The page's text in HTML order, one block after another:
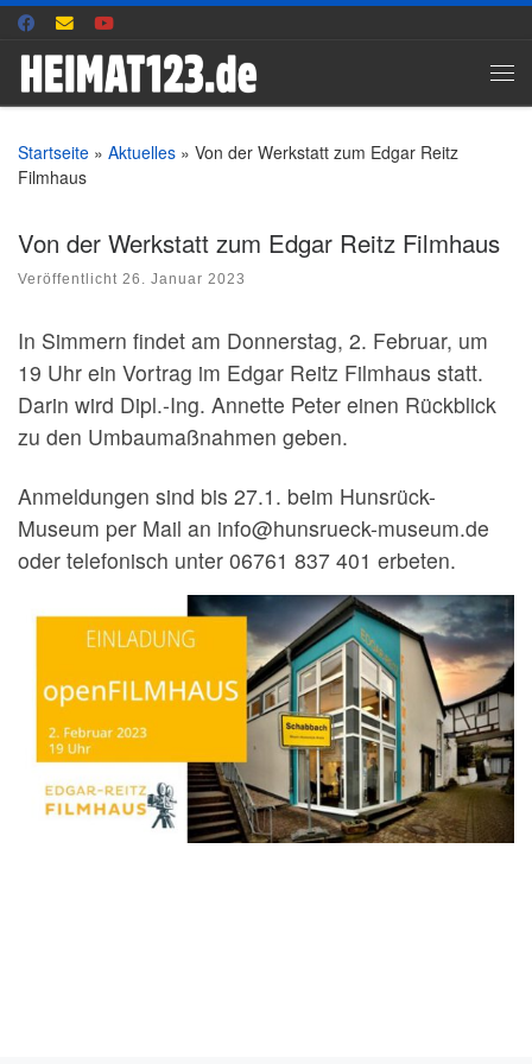
Zum Inhalt springen
Startseite » Aktuelles » Von der Werkstatt zum Edgar Reitz
Filmhaus
Von der Werkstatt zum Edgar Reitz Filmhaus
Veröffentlicht 26. Januar 2023
In Simmern findet am Donnerstag, 2. Februar, um
19 Uhr ein Vortrag im Edgar Reitz Filmhaus statt.
Darin wird Dipl.-Ing. Annette Peter einen Rückblick
zu den Umbaumaßnahmen geben.
Anmeldungen sind bis 27.1. beim Hunsrück-
Museum per Mail an info@hunsrueck-museum.de
oder telefonisch unter 06761 837 401 erbeten.